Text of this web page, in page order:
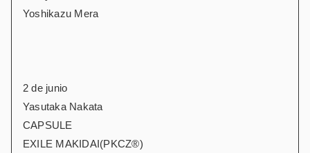
Yoshikazu Mera
2 de junio
Yasutaka Nakata
CAPSULE
EXILE MAKIDAI(PKCZ®)